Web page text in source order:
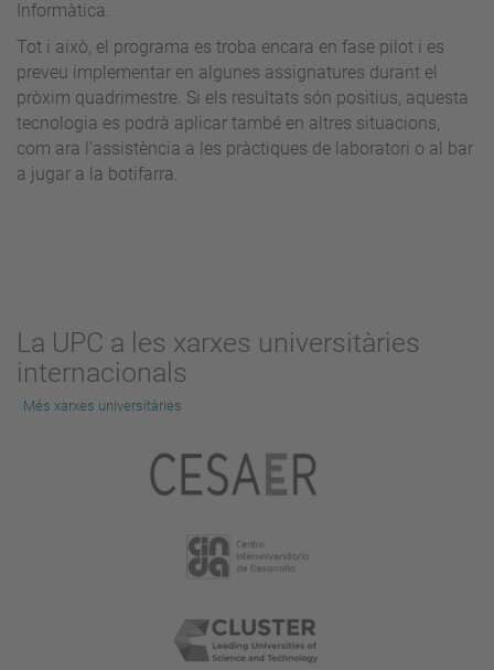
Informàtica.
Tot i això, el programa es troba encara en fase pilot i es
preveu implementar en algunes assignatures durant el
pròxim quadrimestre. Si els resultats són positius, aquesta
tecnologia es podrà aplicar també en altres situacions,
com ara l’assistència a les pràctiques de laboratori o al bar
a jugar a la botifarra.
La UPC a les xarxes universitàries
internacionals
Més xarxes universitàries